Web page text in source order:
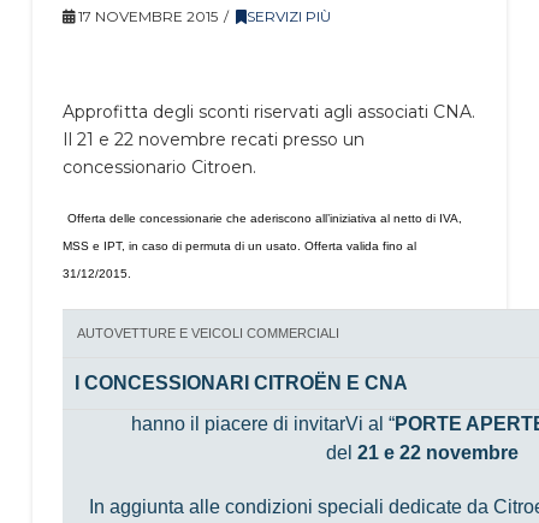
17 NOVEMBRE 2015 SERVIZI PIÙ
Approfitta degli sconti riservati agli associati CNA.
Il 21 e 22 novembre recati presso un
concessionario Citroen.
Offerta delle concessionarie che aderiscono all’iniziativa al netto di IVA,
MSS e IPT, in caso di permuta di un usato. Offerta valida fino al
31/12/2015.
AUTOVETTURE E VEICOLI COMMERCIALI
I CONCESSIONARI CITROËN E CNA
hanno il piacere di invitarVi al “PORTE
del 21 e 22 novembre
In aggiunta alle condizioni speciali dedicate da